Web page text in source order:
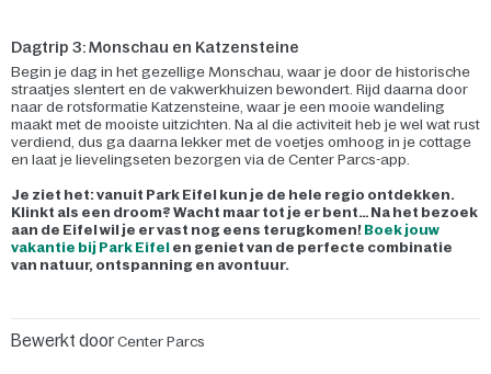
Dagtrip 3: Monschau en Katzensteine
Begin je dag in het gezellige Monschau, waar je door de historische
straatjes slentert en de vakwerkhuizen bewondert. Rijd daarna door
naar de rotsformatie Katzensteine, waar je een mooie wandeling
maakt met de mooiste uitzichten. Na al die activiteit heb je wel wat rust
verdiend, dus ga daarna lekker met de voetjes omhoog in je cottage
en laat je lievelingseten bezorgen via de Center Parcs-app.
Je ziet het: vanuit Park Eifel kun je de hele regio ontdekken.
Klinkt als een droom? Wacht maar tot je er bent… Na het bezoek
aan de Eifel wil je er vast nog eens terugkomen! Boek jouw
vakantie bij Park Eifel en geniet van de perfecte combinatie
van natuur, ontspanning en avontuur.
Bewerkt doorCenter Parcs